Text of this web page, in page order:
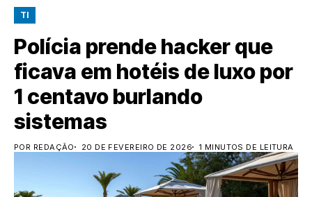
TI
Polícia prende hacker que
ficava em hotéis de luxo por
1 centavo burlando
sistemas
POR REDAÇÃO 20 DE FEVEREIRO DE 2026 1 MINUTOS DE LEITURA